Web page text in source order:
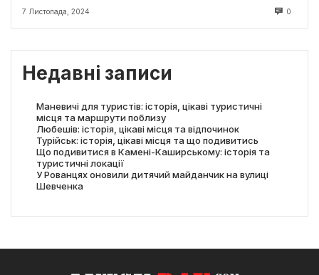
7 Листопада, 2024 0
Недавні записи
Маневичі для туристів: історія, цікаві туристичні
місця та маршрути поблизу
Любешів: історія, цікаві місця та відпочинок
Турійськ: історія, цікаві місця та що подивитись
Що подивитися в Камені-Каширському: історія та
туристичні локації
У Рованцях оновили дитячий майданчик на вулиці
Шевченка